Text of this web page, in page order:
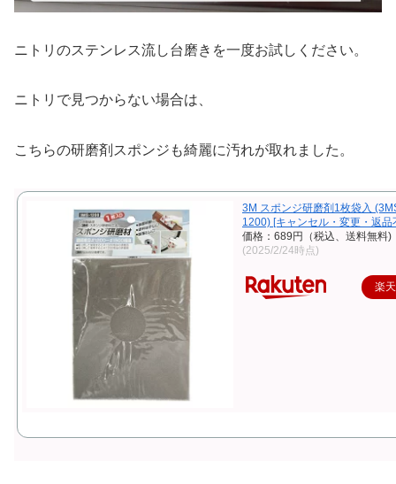
ニトリのステンレス流し台磨きを一度お試しください。
ニトリで見つからない場合は、
こちらの研磨剤スポンジも綺麗に汚れが取れました。
3M スポンジ研磨剤1枚袋入
1200) [キャンセル・変更・返品
価格：689円（税込、送料無料)
(2025/2/24時点)
楽